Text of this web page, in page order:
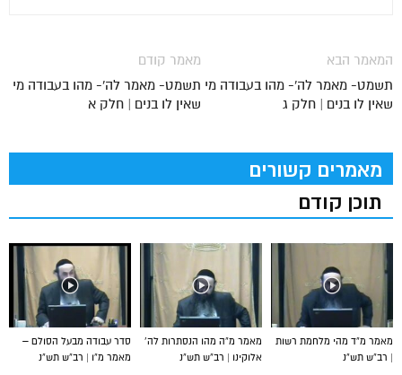
מאמר קודם
תשמט- מאמר לה'- מהו בעבודה מי
שאין לו בנים | חלק א
המאמר הבא
תשמט- מאמר לה'- מהו בעבודה מי
שאין לו בנים | חלק ג
מאמרים קשורים
תוכן קודם
סדר עבודה מבעל הסולם –
מאמר מ”ו | רב”ש תש”נ
מאמר מ”ה מהו הנסתרות לה’
אלוקינו | רב”ש תש”נ
מאמר מ”ד מהי מלחמת רשות
| רב”ש תש”נ